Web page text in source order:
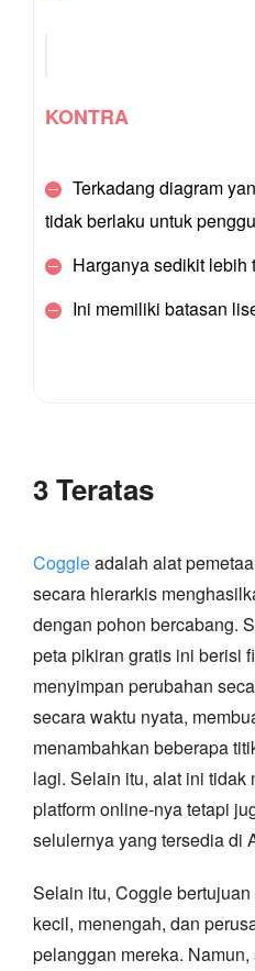
KONTRA
Terkadang diagram
tidak berlaku untuk
Harganya sedikit lebih
Ini memiliki batasan
3 Teratas
Coggleadalah alat
secara hierarkis
dengan pohon bercabang.
peta pikiran gratis ini berisi
menyimpan perubahan
secara waktu nyata,
menambahkan beberapa
lagi. Selain itu, alat ini tidak
platform online-nya tetapi
selulernya yang tersedia di
Selain itu, Coggle
kecil, menengah, dan
pelanggan mereka.